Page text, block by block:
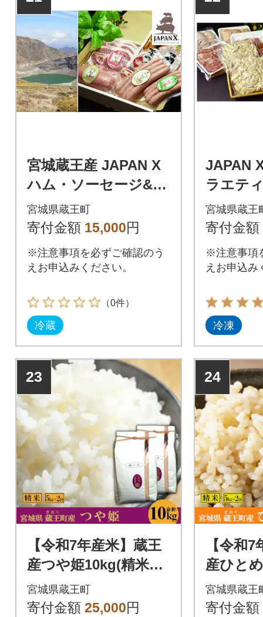
宮城蔵王産 JAPAN X
ハム・ソーセージ&ホ
ルモンセット/計875g
【04301-0045】
宮城県蔵王町
寄付金額 15,000円
※注意事項を必ずご確認のう
えお申込みください。
（0件）
冷蔵
JAPAN
ラエテ
【
宮城県蔵王
寄付金額
※注意事項
えお申込み
冷凍
23
【令和7年産米】蔵王
産つや姫10kg(精米・
5kg×2)【04301-014
6】
宮城県蔵王町
寄付金額 25,000円
24
【令和
産ひと
米)【
宮城県蔵王
寄付金額